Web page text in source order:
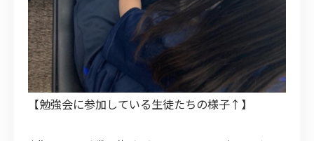
【勉強会に参加している生徒たちの様子↑】